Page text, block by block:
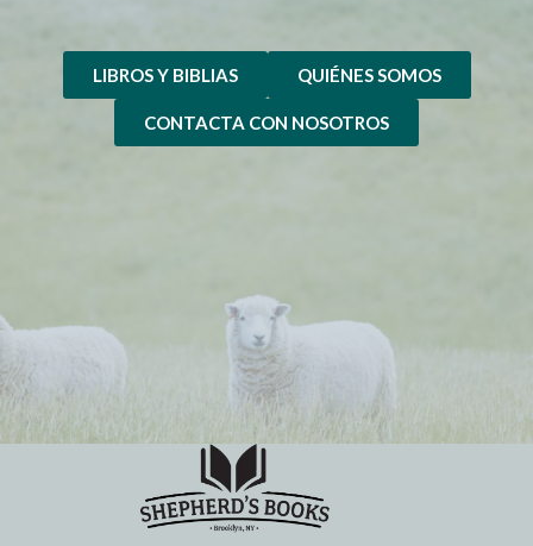
LIBROS Y BIBLIAS QUIÉNES SOMOS
CONTACTA CON NOSOTROS